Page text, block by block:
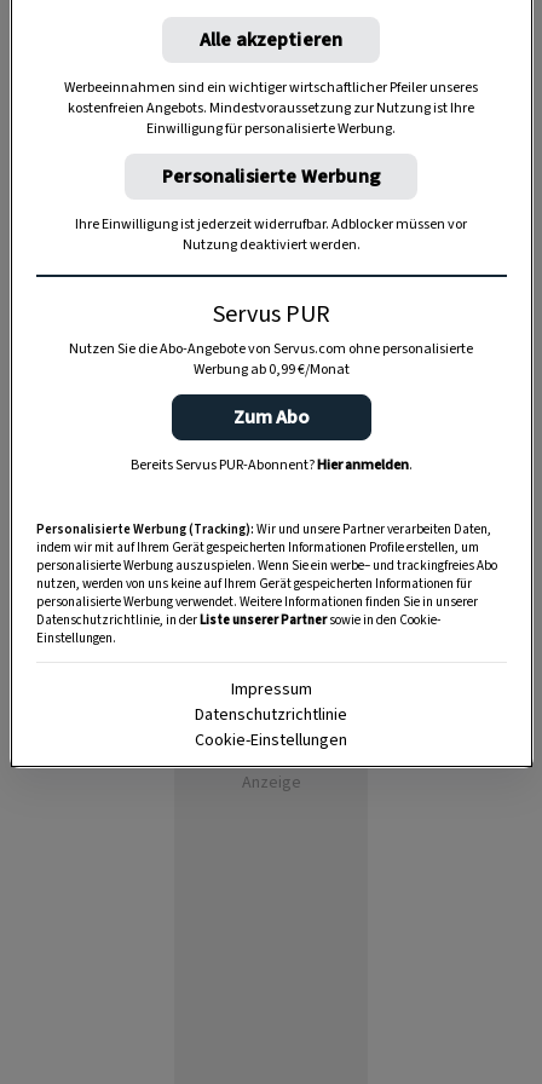
1 Portion
1:30 Stunden
2:30 Stunden
Anzeige
Alle akzeptieren
Werbeeinnahmen sind ein wichtiger wirtschaftlicher Pfeiler unseres
kostenfreien Angebots. Mindestvoraussetzung zur Nutzung ist Ihre
Einwilligung für personalisierte Werbung.
Personalisierte Werbung
Ihre Einwilligung ist jederzeit widerrufbar. Adblocker müssen vor
Nutzung deaktiviert werden.
Servus PUR
Nutzen Sie die Abo-Angebote von Servus.com ohne personalisierte
Werbung ab 0,99 €/Monat
Zum Abo
Bereits Servus PUR-Abonnent?Hier anmelden.
Personalisierte Werbung (Tracking): Wir und unsere Partner verarbeiten Daten,
indem wir mit auf Ihrem Gerät gespeicherten Informationen Profile erstellen, um
personalisierte Werbung auszuspielen. Wenn Sie ein werbe– und trackingfreies Abo
nutzen, werden von uns keine auf Ihrem Gerät gespeicherten Informationen für
personalisierte Werbung verwendet. Weitere Informationen finden Sie in unserer
Datenschutzrichtlinie, in derListe unserer Partnersowie in den Cookie-
Einstellungen.
Impressum
Datenschutzrichtlinie
Cookie-Einstellungen